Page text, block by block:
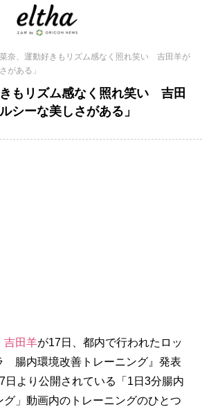
菜奈、運動好きもリズム感なく照れ笑い 吉田羊が
がある」
もリズム感なく照れ笑い 吉田
シーな美しさがある」
吉田羊が17日、都内で行われたロッ
腸内環境改善トレーニング』発表
日より公開されている「1日3分腸内
」動画内のトレーニングのひとつ